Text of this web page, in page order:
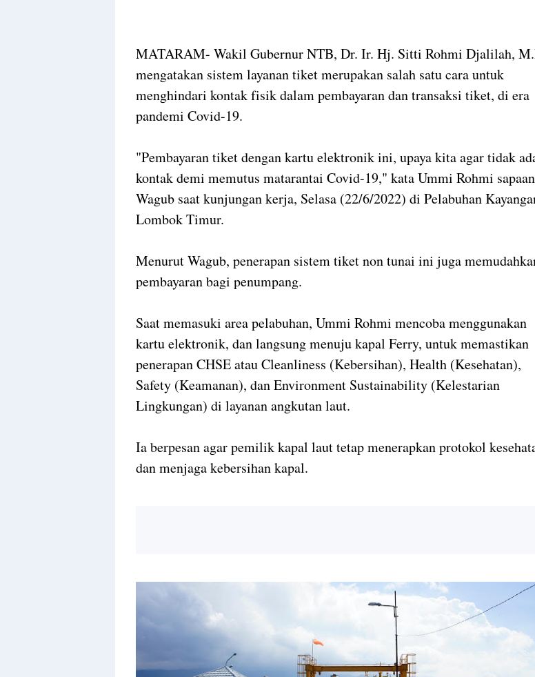
MATARAM- Wakil Gubernur NTB, Dr. Ir. Hj. Sitti Rohmi Djalilah,
mengatakan sistem layanan tiket merupakan salah satu cara untuk
menghindari kontak fisik dalam pembayaran dan transaksi tiket, di era
pandemi Covid-19.
"Pembayaran tiket dengan kartu elektronik ini, upaya kita agar tidak
kontak demi memutus matarantai Covid-19," kata Ummi Rohmi sapaan
Wagub saat kunjungan kerja, Selasa (22/6/2022) di Pelabuhan
Lombok Timur.
Menurut Wagub, penerapan sistem tiket non tunai ini juga
pembayaran bagi penumpang.
Saat memasuki area pelabuhan, Ummi Rohmi mencoba menggunakan
kartu elektronik, dan langsung menuju kapal Ferry, untuk memastikan
penerapan CHSE atau Cleanliness (Kebersihan), Health (Kesehatan),
Safety (Keamanan), dan Environment Sustainability (Kelestarian
Lingkungan) di layanan angkutan laut.
Ia berpesan agar pemilik kapal laut tetap menerapkan protokol
dan menjaga kebersihan kapal.